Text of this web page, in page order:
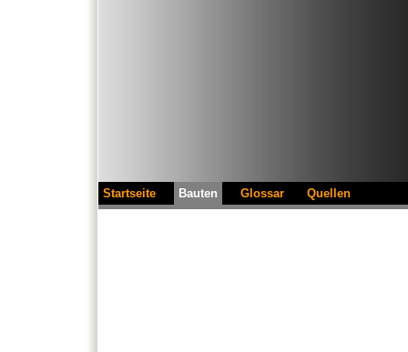
Startseite Bauten Glossar Quellen